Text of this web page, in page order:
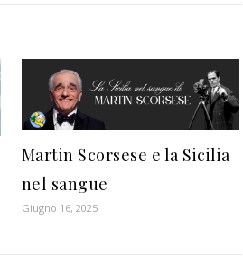
Martin Scorsese e la Sicilia
nel sangue
Giugno 16, 2025